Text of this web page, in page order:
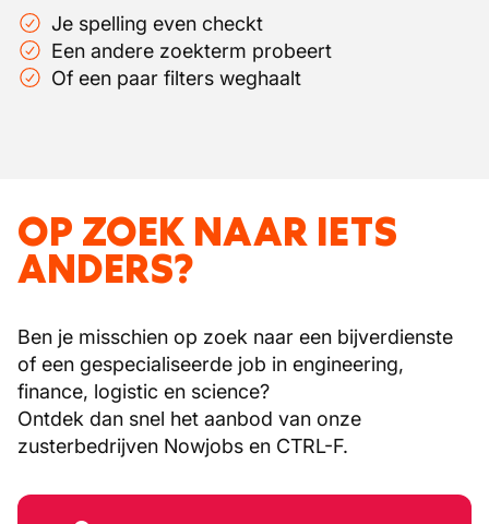
Je spelling even checkt
Een andere zoekterm probeert
Of een paar filters weghaalt
OP ZOEK NAAR IETS
ANDERS?
Ben je misschien op zoek naar een bijverdienste
of een gespecialiseerde job in engineering,
finance, logistic en science?
Ontdek dan snel het aanbod van onze
zusterbedrijven Nowjobs en CTRL-F.